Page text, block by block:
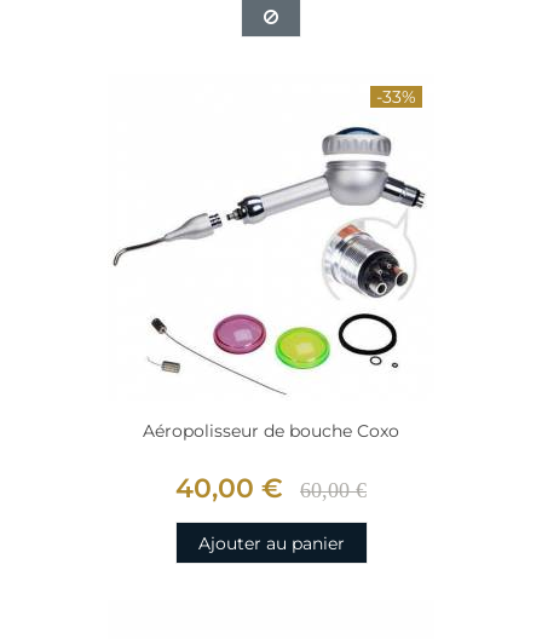
-33%
Aéropolisseur de bouche Coxo
40,00 € 60,00 €
Ajouter au panier